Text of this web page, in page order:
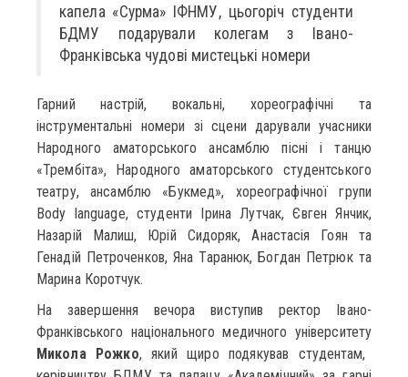
капела «Сурма» ІФНМУ, цьогоріч студенти
БДМУ подарували колегам з Івано-
Франківська чудові мистецькі номери
Гарний настрій, вокальні, хореографічні та
інструментальні номери зі сцени дарували учасники
Народного аматорського ансамблю пісні і танцю
«Трембіта», Народного аматорського студентського
театру, ансамблю «Букмед», хореографічної групи
Body language, студенти Ірина Лутчак, Євген Янчик,
Назарій Малиш, Юрій Сидоряк, Анастасія Гоян та
Генадій Петроченков, Яна Таранюк, Богдан Петрюк та
Марина Коротчук.
На завершення вечора виступив ректор Івано-
Франківського національного медичного університету
Микола Рожко, який щиро подякував студентам,